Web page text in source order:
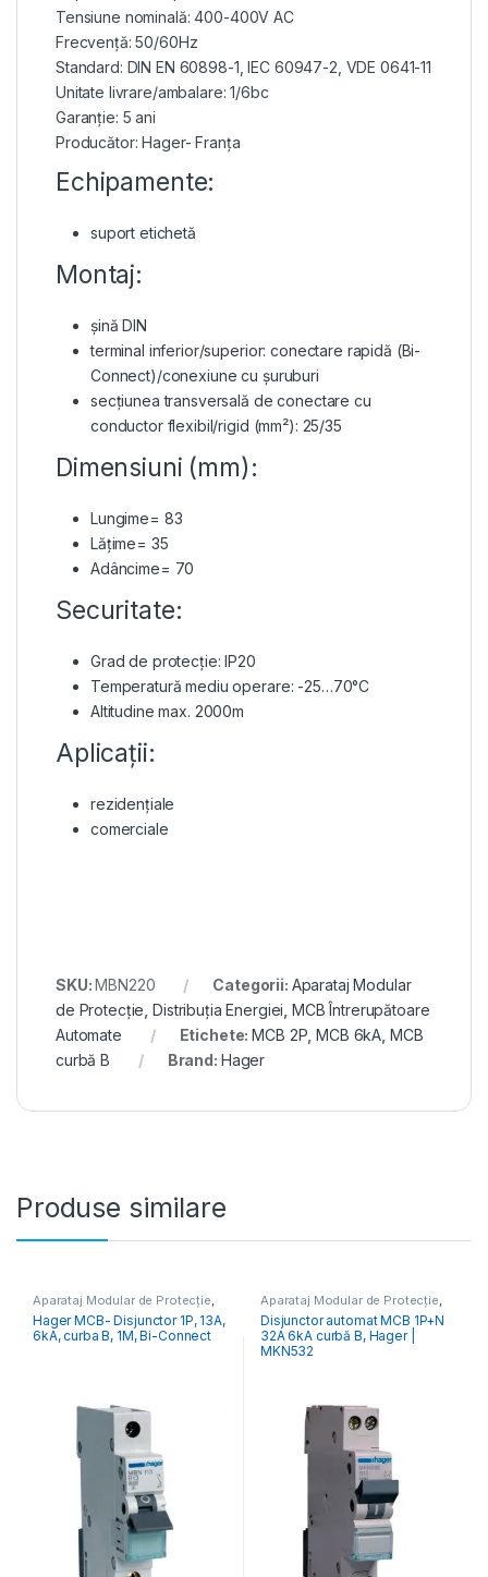
Tensiune nominală: 400-400V AC
Frecvență: 50/60Hz
Standard: DIN EN 60898-1, IEC 60947-2, VDE 0641-11
Unitate livrare/ambalare: 1/6bc
Garanție: 5 ani
Producător: Hager- Franța
Echipamente:
suport etichetă
Montaj:
șină DIN
terminal inferior/superior: conectare rapidă (Bi-
Connect)/conexiune cu șuruburi
secțiunea transversală de conectare cu
conductor flexibil/rigid (mm²): 25/35
Dimensiuni (mm):
Lungime= 83
Lățime= 35
Adâncime= 70
Securitate:
Grad de protecție: IP20
Temperatură mediu operare: -25…70°C
Altitudine max. 2000m
Aplicații:
rezidențiale
comerciale
SKU:MBN220 Categorii: Aparataj Modular
de Protecție ,Distribuția Energiei MCB Întrerupătoare
Automate
Etichete:MCB 2P ,MCB 6kA MCB
curbă B
Brand: Hager
Produse similare
Aparataj Modular de Protecție,
Distribuția Energiei MCB
Întrerupătoare Automate
Hager MCB- Disjunctor 1P, 13A,
6kA, curba B, 1M, Bi-Connect
Aparataj Modular de Protecție,
Distribuția Energiei , MCB
Întrerupătoare Automate
Disjunctor automat MCB 1P+N
32A 6kA curbă B, Hager |
MKN532